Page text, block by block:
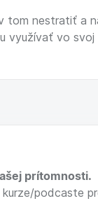
tom nestratiť a
využívať vo svoj
prítomnosti.
podcaste